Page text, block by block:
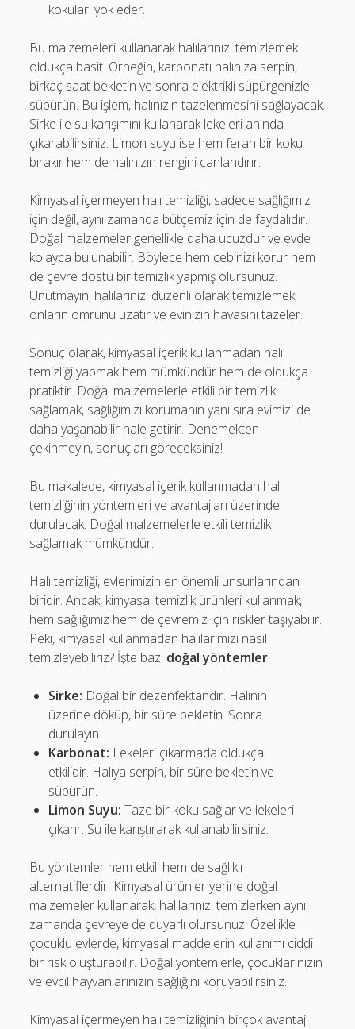
kokuları yok eder.
Bu malzemeleri kullanarak halılarınızı temizlemek
oldukça basit. Örneğin, karbonatı halınıza serpin,
birkaç saat bekletin ve sonra elektrikli süpürgenizle
süpürün. Bu işlem, halınızın tazelenmesini sağlayacak.
Sirke ile su karışımını kullanarak lekeleri anında
çıkarabilirsiniz. Limon suyu ise hem ferah bir koku
bırakır hem de halınızın rengini canlandırır.
Kimyasal içermeyen halı temizliği, sadece sağlığımız
için değil, aynı zamanda bütçemiz için de faydalıdır.
Doğal malzemeler genellikle daha ucuzdur ve evde
kolayca bulunabilir. Böylece hem cebinizi korur hem
de çevre dostu bir temizlik yapmış olursunuz.
Unutmayın, halılarınızı düzenli olarak temizlemek,
onların ömrünü uzatır ve evinizin havasını tazeler.
Sonuç olarak, kimyasal içerik kullanmadan halı
temizliği yapmak hem mümkündür hem de oldukça
pratiktir. Doğal malzemelerle etkili bir temizlik
sağlamak, sağlığımızı korumanın yanı sıra evimizi de
daha yaşanabilir hale getirir. Denemekten
çekinmeyin, sonuçları göreceksiniz!
Bu makalede, kimyasal içerik kullanmadan halı
temizliğinin yöntemleri ve avantajları üzerinde
durulacak. Doğal malzemelerle etkili temizlik
sağlamak mümkündür.
Halı temizliği, evlerimizin en önemli unsurlarından
biridir. Ancak, kimyasal temizlik ürünleri kullanmak,
hem sağlığımız hem de çevremiz için riskler taşıyabilir.
Peki, kimyasal kullanmadan halılarımızı nasıl
temizleyebiliriz? İşte bazı doğal yöntemler:
Sirke: Doğal bir dezenfektandır. Halının
üzerine döküp, bir süre bekletin. Sonra
durulayın.
Karbonat: Lekeleri çıkarmada oldukça
etkilidir. Halıya serpin, bir süre bekletin ve
süpürün.
Limon Suyu: Taze bir koku sağlar ve lekeleri
çıkarır. Su ile karıştırarak kullanabilirsiniz.
Bu yöntemler hem etkili hem de sağlıklı
alternatiflerdir. Kimyasal ürünler yerine doğal
malzemeler kullanarak, halılarınızı temizlerken aynı
zamanda çevreye de duyarlı olursunuz. Özellikle
çocuklu evlerde, kimyasal maddelerin kullanımı ciddi
bir risk oluşturabilir. Doğal yöntemlerle, çocuklarınızın
ve evcil hayvanlarınızın sağlığını koruyabilirsiniz.
Kimyasal içermeyen halı temizliğinin birçok avantajı